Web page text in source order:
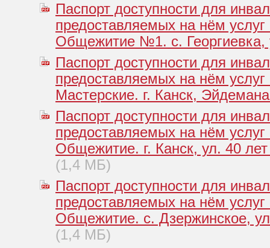
Паспорт доступности для
предоставляемых на нём
Общежитие №1. с. Георгиевка,
Паспорт доступности для
предоставляемых на нём
Мастерские. г. Канск,
Паспорт доступности для
предоставляемых на нём
Общежитие. г. Канск, ул. 40
(1,4 МБ)
Паспорт доступности для
предоставляемых на нём
Общежитие. с. Дзержинское,
(1,4 МБ)